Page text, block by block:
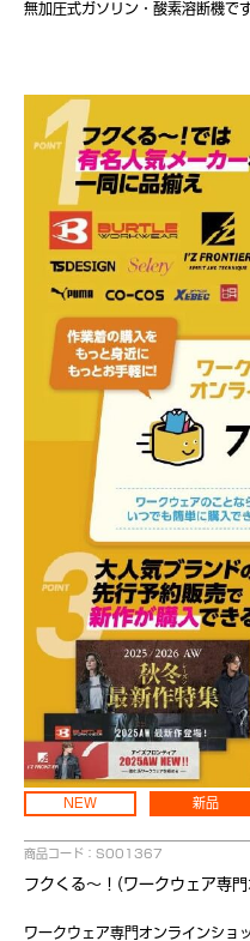
無加圧式ガソリン・酸素溶断機です
NEW 新品
商品コード：S001367
フクくる～！(ワークウェア専
ワークウェア専門オンラインショ